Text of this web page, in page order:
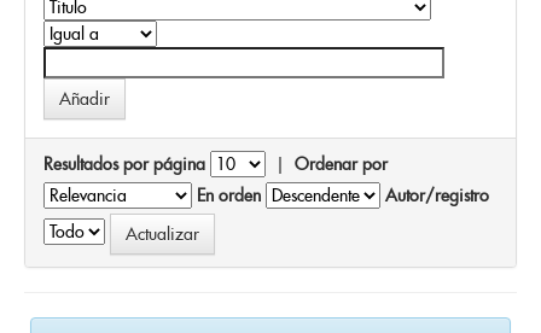
Resultados por página | Ordenar por
En orden
Autor/registro